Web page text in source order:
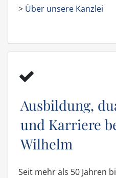
> Über unsere Kanzlei
Ausbildung,
und Karriere
Wilhelm
Seit mehr als 50 Jahren